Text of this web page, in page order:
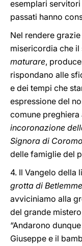
esemplari
passati hanno
Nel rendere grazie
misericordia che il
maturare,
rispondano alle
e dei tempi che
espressione del
comune preghiera
incoronazione
Signora di
delle famiglie del
4. Il Vangelo della
grotta di Betlemme
avviciniamo alla
del grande
“Andarono
Giuseppe e il